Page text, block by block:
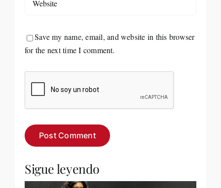
Save my name, email, and website in this browser
for the next time I comment.
Sigue leyendo